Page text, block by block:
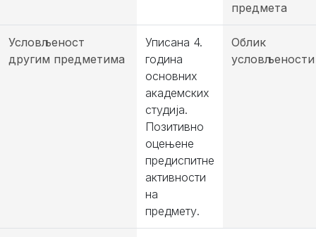
предмета
Условљеност
другим предметима
Уписана 4.
година
основних
академских
студија.
Позитивно
оцењене
предиспитне
активности
на
предмету.
Облик
условљености